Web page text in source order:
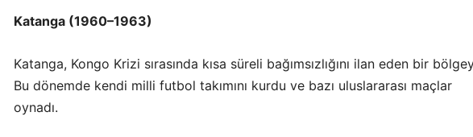
Katanga (1960–1963)
Katanga, Kongo Krizi sırasında kısa süreli bağımsızlığını ilan eden bir
Bu dönemde kendi milli futbol takımını kurdu ve bazı uluslararası maçlar
oynadı.